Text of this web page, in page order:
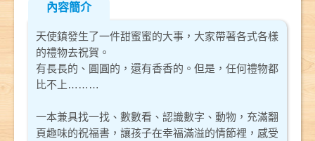
內容簡介
天使鎮發生了一件甜蜜蜜的大事，大家帶著各式各樣
的禮物去祝賀。
有長長的、圓圓的，還有香香的。但是，任何禮物都
比不上………
一本兼具找一找、數數看、認識數字、動物，充滿翻
頁趣味的祝福書，讓孩子在幸福滿溢的情節裡，感受